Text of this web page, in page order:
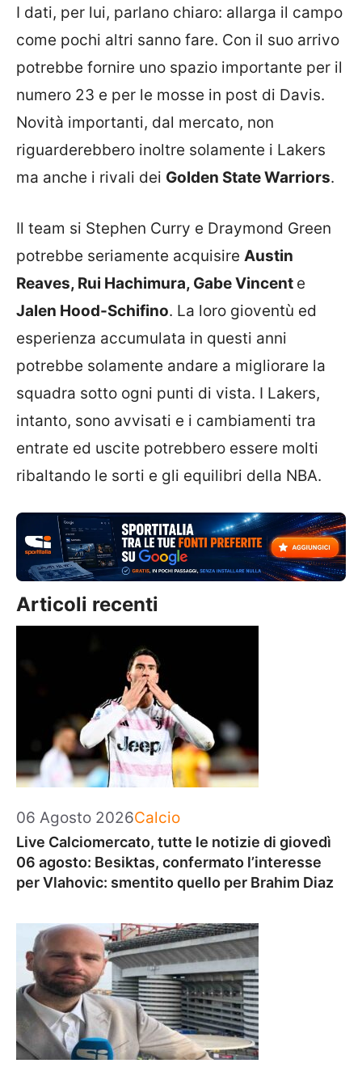
I dati, per lui, parlano chiaro: allarga il campo
come pochi altri sanno fare. Con il suo arrivo
potrebbe fornire uno spazio importante per il
numero 23 e per le mosse in post di Davis.
Novità importanti, dal mercato, non
riguarderebbero inoltre solamente i Lakers
ma anche i rivali dei Golden State Warriors.
Il team si Stephen Curry e Draymond Green
potrebbe seriamente acquisire Austin
Reaves, Rui Hachimura, Gabe Vincent e
Jalen Hood-Schifino. La loro gioventù ed
esperienza accumulata in questi anni
potrebbe solamente andare a migliorare la
squadra sotto ogni punti di vista. I Lakers,
intanto, sono avvisati e i cambiamenti tra
entrate ed uscite potrebbero essere molti
ribaltando le sorti e gli equilibri della NBA.
Articoli recenti
06 Agosto 2026Categorie
Calcio
Live Calciomercato, tutte le notizie di giovedì
06 agosto: Besiktas, confermato l’interesse
per Vlahovic: smentito quello per Brahim Diaz